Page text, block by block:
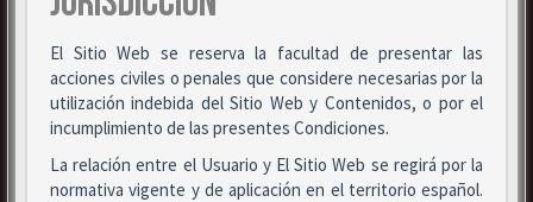
El Sitio Web se reserva la facultad de presentar las
acciones civiles o penales que considere necesarias por la
utilización indebida del Sitio Web y Contenidos, o por el
incumplimiento de las presentes Condiciones.
La relación entre el Usuario y El Sitio Web se regirá por la
normativa vigente y de aplicación en el territorio español.